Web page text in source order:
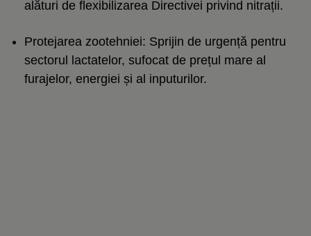
alături de flexibilizarea Directivei privind nitrații.
Protejarea zootehniei: Sprijin de urgență pentru
sectorul lactatelor, sufocat de prețul mare al
furajelor, energiei și al inputurilor.